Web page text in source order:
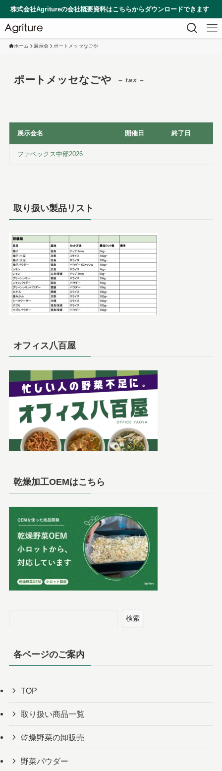
Agritureの会社概要資料はこちらからダウンロードできます
ホーム 展示会 ポートメッセなごや
ポートメッセなごや – tax –
展示会名 開催日 終了日
ファベックス中部2026
取り扱い製品リスト
オフィス八百屋
乾燥加工OEMはこちら
検索
各ページのご案内
TOP
取り扱い商品一覧
乾燥野菜の卸販売
野菜パウダー